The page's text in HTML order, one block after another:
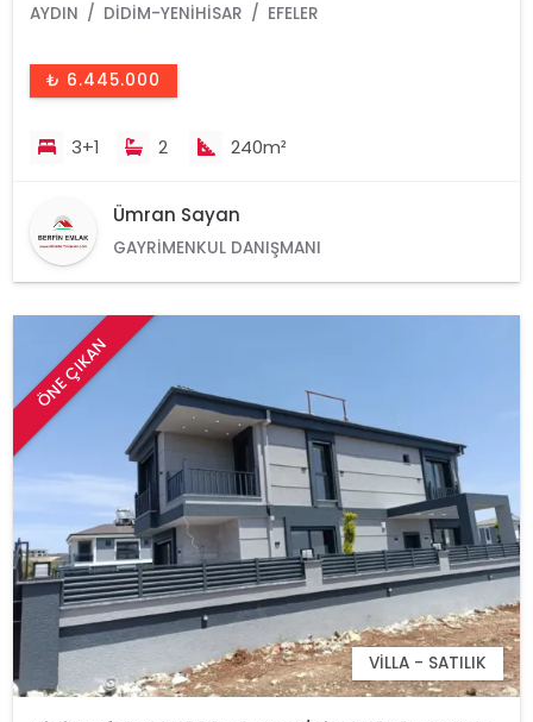
AYDIN DIDIM-YENIHISAR EFELER
₺ 6.445.000
3+1 2 240m²
Ümran Sayan
GAYRIMENKUL DANIŞMANI
ÖNE ÇIKAN
VILLA - SATILIK